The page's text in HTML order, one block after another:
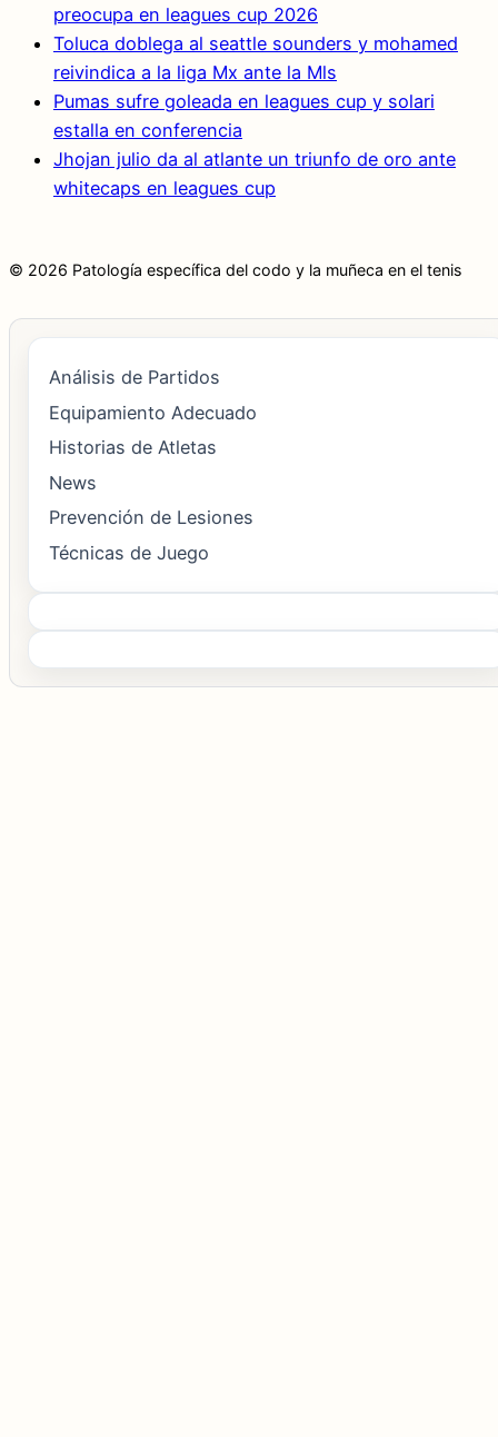
preocupa en leagues cup 2026
Toluca doblega al seattle sounders y mohamed
reivindica a la liga Mx ante la Mls
Pumas sufre goleada en leagues cup y solari
estalla en conferencia
Jhojan julio da al atlante un triunfo de oro ante
whitecaps en leagues cup
© 2026 Patología específica del codo y la muñeca en el tenis
Análisis de Partidos
Equipamiento Adecuado
Historias de Atletas
News
Prevención de Lesiones
Técnicas de Juego